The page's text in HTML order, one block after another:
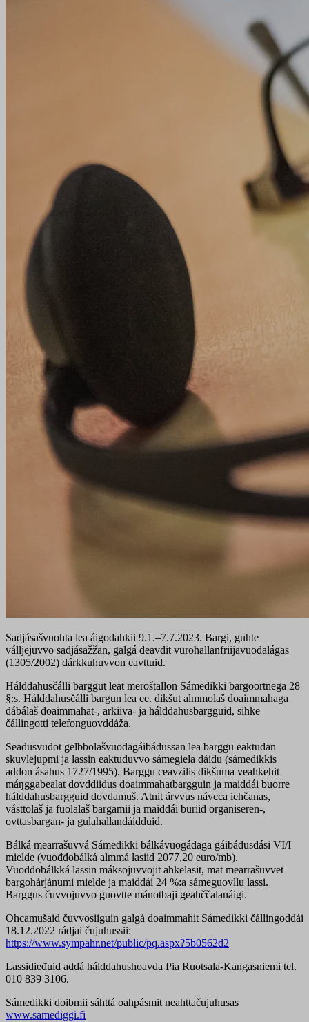
Sadjásašvuohta lea áigodahkii 9.1.–7.7.2023. Bargi, guhte
válljejuvvo sadjásažžan, galgá deavdit vurohallanfriijavuođalágas
(1305/2002) dárkkuhuvvon eavttuid.
Hálddahusčálli barggut leat meroštallon Sámedikki bargoortnega 28
§:s. Hálddahusčálli bargun lea ee. dikšut almmolaš doaimmahaga
dábálaš doaimmahat-, arkiiva- ja hálddahusbargguid, sihke
čállingotti telefonguovddáža.
Seađusvuđot gelbbolašvuođagáibádussan lea barggu eaktudan
skuvlejupmi ja lassin eaktuduvvo sámegiela dáidu (sámedikkis
addon ásahus 1727/1995). Barggu ceavzilis dikšuma veahkehit
máŋggabealat dovddiidus doaimmahatbargguin ja maiddái buorre
hálddahusbargguid dovdamuš. Atnit árvvus návcca iehčanas,
vásttolaš ja fuolalaš bargamii ja maiddái buriid organiseren-,
ovttasbargan- ja gulahallandáidduid.
Bálká mearrašuvvá Sámedikki bálkávuogádaga gáibádusdási VI/I
mielde (vuođđobálká almmá lasiid 2077,20 euro/mb).
Vuođđobálkká lassin máksojuvvojit ahkelasit, mat mearrašuvvet
bargohárjánumi mielde ja maiddái 24 %:a sámeguovllu lassi.
Barggus čuvvojuvvo guovtte mánotbaji geahččalanáigi.
Ohcamušaid čuvvosiiguin galgá doaimmahit Sámedikki čállingoddái
18.12.2022 rádjai čujuhussii:
https://www.sympahr.net/public/pq.aspx?5b0562d2
Lassidieđuid addá hálddahushoavda Pia Ruotsala-Kangasniemi tel.
010 839 3106.
Sámedikki doibmii sáhttá oahpásmit neahttačujuhusas
www.samediggi.fi